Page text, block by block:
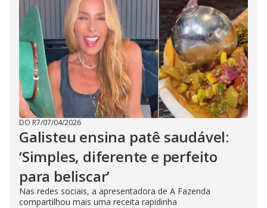
DO R7/07/04/2026
Galisteu ensina patê saudável:
‘Simples, diferente e perfeito
para beliscar’
Nas redes sociais, a apresentadora de A Fazenda
compartilhou mais uma receita rapidinha